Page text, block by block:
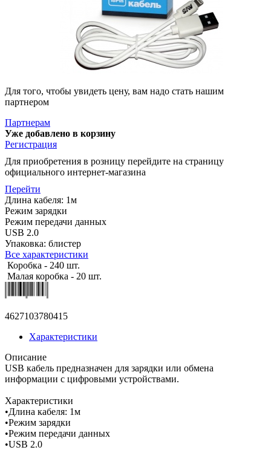
Для того, чтобы увидеть цену, вам надо стать нашим
партнером
Партнерам
Уже добавлено в корзину
Регистрация
Для приобретения в розницу перейдите на страницу
официального интернет-магазина
Перейти
Длина кабеля: 1м
Режим зарядки
Режим передачи данных
USB 2.0
Упаковка: блистер
Все характеристики
Коробка - 240 шт.
Малая коробка - 20 шт.
4627103780415
Характеристики
Описание
USB кабель предназначен для зарядки или обмена
информации с цифровыми устройствами.
Характеристики
•Длина кабеля: 1м
•Режим зарядки
•Режим передачи данных
•USB 2.0